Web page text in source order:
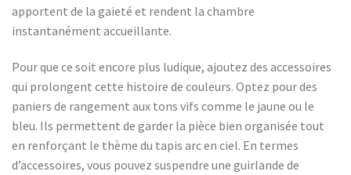
apportent de la gaieté et rendent la chambre
instantanément accueillante.
Pour que ce soit encore plus ludique, ajoutez des accessoires
qui prolongent cette histoire de couleurs. Optez pour des
paniers de rangement aux tons vifs comme le jaune ou le
bleu. Ils permettent de garder la pièce bien organisée tout
en renforçant le thème du tapis arc en ciel. En termes
d’accessoires, vous pouvez suspendre une guirlande de